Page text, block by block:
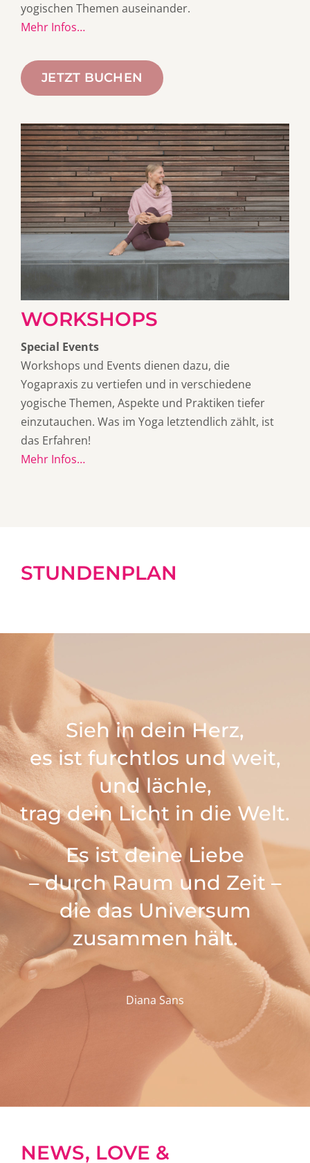
yogischen Themen auseinander.
Mehr Infos…
JETZT BUCHEN
WORKSHOPS
Special Events
Workshops und Events dienen dazu, die
Yogapraxis zu vertiefen und in verschiedene
yogische Themen, Aspekte und Praktiken tiefer
einzutauchen. Was im Yoga letztendlich zählt, ist
das Erfahren!
Mehr Infos…
STUNDENPLAN
Sieh in dein Herz,
es ist furchtlos und weit,
und lächle,
trag dein Licht in die Welt.
Es ist deine Liebe
– durch Raum und Zeit –
die das Universum
zusammen hält.
Diana Sans
NEWS, LOVE &